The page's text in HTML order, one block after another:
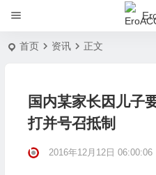
首页 资讯 正文
国内某家长因儿子
打并号召抵制
2016年12月12日 06:00:06